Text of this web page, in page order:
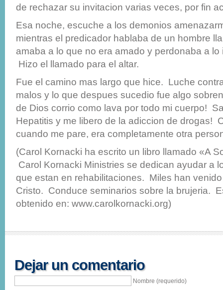
de rechazar su invitacion varias veces, por fin
Esa noche, escuche a los demonios
mientras el predicador hablaba de un hombre
amaba a lo que no era amado y perdonaba a lo
Hizo el llamado para el altar.
Fue el camino mas largo que hice. Luche
malos y lo que despues sucedio fue algo
de Dios corrio como lava por todo mi cuerpo!
Hepatitis y me libero de la adiccion de drogas!
cuando me pare, era completamente otra
(Carol Kornacki ha escrito un libro llamado «A
Carol Kornacki Ministries se dedican ayudar a
que estan en rehabilitaciones. Miles han
Cristo. Conduce seminarios sobre la brujeria.
obtenido en: www.carolkornacki.org)
Dejar un comentario
Nombre (requerido)